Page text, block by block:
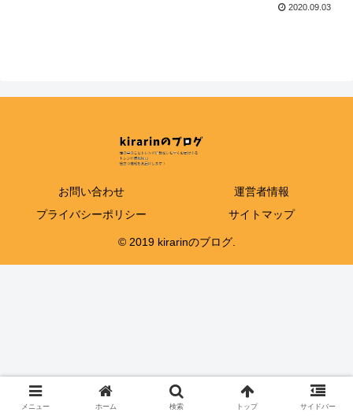
2020.09.03
お問い合わせ
運営者情報
プライバシーポリシー
サイトマップ
© 2019 kirarinのブログ.
メニュー ホーム 検索 トップ サイドバー